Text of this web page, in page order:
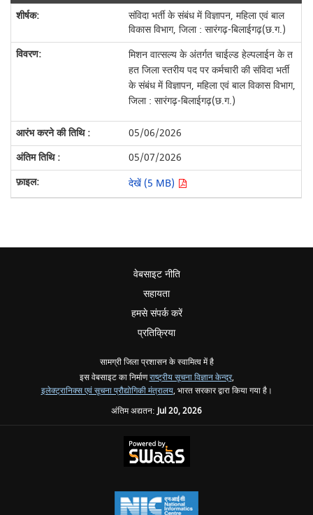
संविदा भर्ती के संबंध में विज्ञापन, महिला एवं बाल
विकास विभाग, जिला : सारंगढ़-बिलाईगढ़(छ.ग.)
मिशन वात्सल्य के अंतर्गत चाईल्ड हेल्पलाईन के त
हत जिला स्तरीय पद पर कर्मचारी की संविदा भर्ती
के संबंध में विज्ञापन, महिला एवं बाल विकास विभाग,
जिला : सारंगढ़-बिलाईगढ़(छ.ग.)
05/06/2026
05/07/2026
देखें (5 MB)
वेबसाइट नीति
सहायता
हमसे संपर्क करें
प्रतिक्रिया
सामग्री जिला प्रशासन के स्वामित्व में है
इस वेबसाइट का निर्माणराष्ट्रीय सूचना विज्ञान केन्द्र,
इलेक्ट्रानिक्स एवं सूचना प्रौद्योगिकी मंत्रालय, भारत सरकार द्वारा किया गया है।
अंतिम अद्यतन:Jul 20, 2026